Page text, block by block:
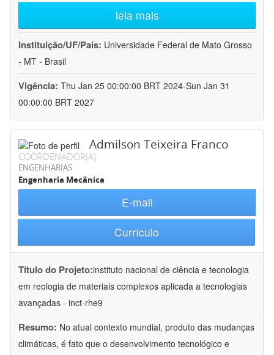
leia mais
Instituição/UF/País: Universidade Federal de Mato Grosso
- MT - Brasil
Vigência: Thu Jan 25 00:00:00 BRT 2024-Sun Jan 31
00:00:00 BRT 2027
Admilson Teixeira Franco
COORDENADOR(A)
ENGENHARIAS
Engenharia Mecânica
E-mail
Currículo
Título do Projeto:instituto nacional de ciência e tecnologia
em reologia de materiais complexos aplicada a tecnologias
avançadas - inct-rhe9
Resumo: No atual contexto mundial, produto das mudanças
climáticas, é fato que o desenvolvimento tecnológico e